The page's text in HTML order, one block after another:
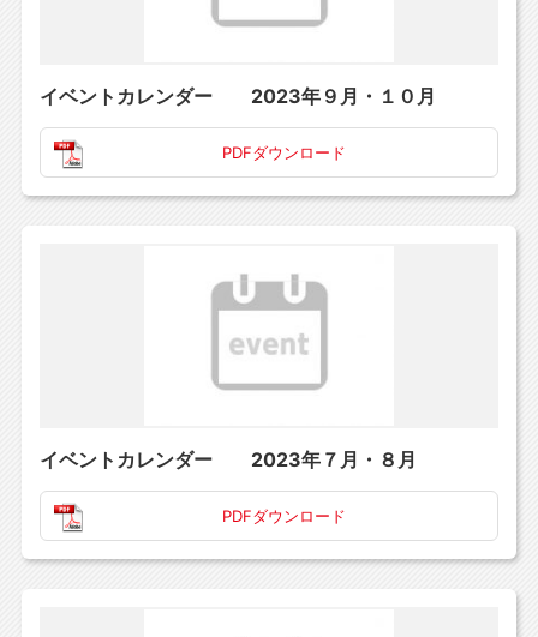
イベントカレンダー 2023年９月・１０月
PDFダウンロード
イベントカレンダー 2023年７月・８月
PDFダウンロード